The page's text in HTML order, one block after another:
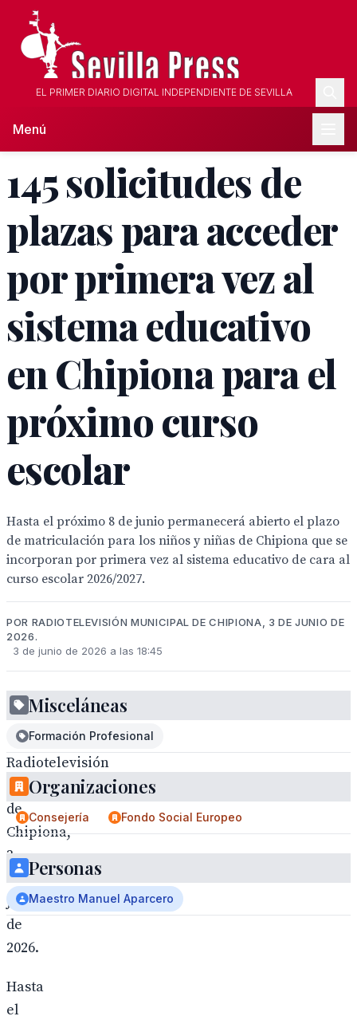
EL PRIMER DIARIO DIGITAL INDEPENDIENTE DE SEVILLA
Menú
145 solicitudes de
plazas para acceder
por primera vez al
sistema educativo
en Chipiona para el
próximo curso
escolar
Hasta el próximo 8 de junio permanecerá abierto el plazo
de matriculación para los niños y niñas de Chipiona que se
incorporan por primera vez al sistema educativo de cara al
curso escolar 2026/2027.
POR RADIOTELEVISIÓN MUNICIPAL DE CHIPIONA, 3 DE JUNIO DE
2026.
3 de junio de 2026 a las 18:45
Radiotelevisión
municipal
de
Chipiona,
3
de
junio
de
2026.
Hasta
el
Misceláneas
Formación Profesional
Organizaciones
Consejería Fondo Social Europeo
Personas
Maestro Manuel Aparcero